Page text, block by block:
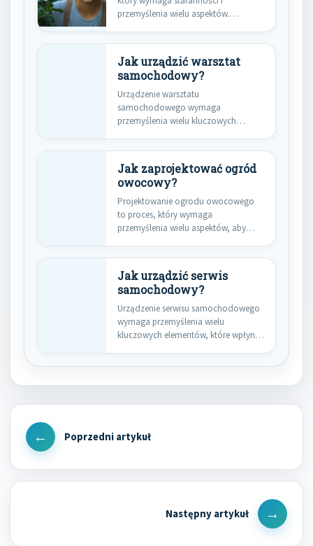
przemyślenia wielu aspektów.
Jak urządzić warsztat
samochodowy?
Urządzenie warsztatu
samochodowego wymaga
przemyślenia wielu kluczowych
Jak zaprojektować ogród
owocowy?
Projektowanie ogrodu owocowego
to proces, który wymaga
przemyślenia wielu aspektów, aby
Jak urządzić serwis
samochodowy?
Urządzenie serwisu samochodowego
wymaga przemyślenia wielu
kluczowych elementów, które wpłyną
Nawigacja
wpisu
Previous
Next
Post